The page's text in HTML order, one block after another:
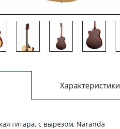
Характеристики
гитара, с вырезом, Naranda